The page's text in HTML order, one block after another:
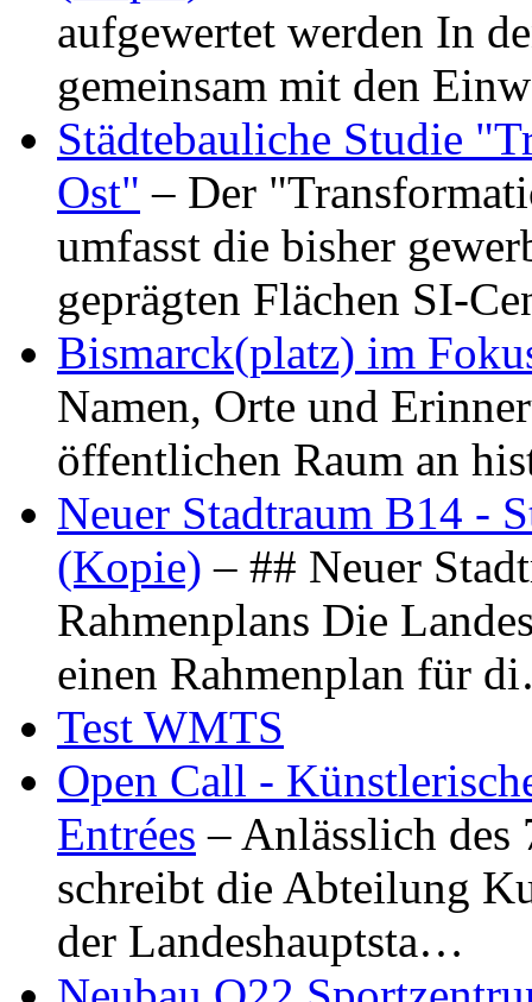
aufgewertet werden In
gemeinsam mit den
Städtebauliche Studie
Ost" – Der
umfasst die bisher
geprägten Flächen SI-
Bismarck(platz) im
Namen, Orte und
öffentlichen Raum an
Neuer Stadtraum B14 -
(Kopie) – ## Neuer
Rahmenplans Die
einen Rahmenplan für
Test WMTS
Open Call -
Entrées – Anlässlich
schreibt die Abteilung
der Landeshauptsta…